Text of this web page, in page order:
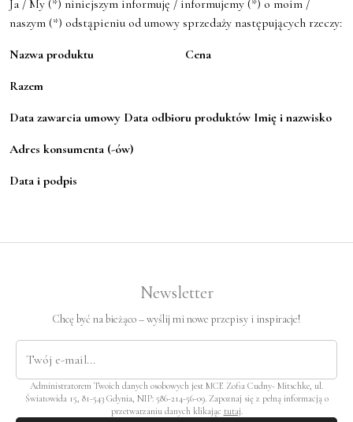
Ja / My (*) niniejszym informuję / informujemy (*) o moim /
naszym (*) odstąpieniu od umowy sprzedaży następujących rzeczy:
Nazwa produktu
Cena
Razem
Data zawarcia umowy Data odbioru produktów Imię i nazwisko
Adres konsumenta (-ów)
Data i podpis
Newsletter
Chcę być na bieżąco – wyślij mi nowe przepisy i inspiracje!
Administratorem Twoich danych osobowych jest MCE Zofia Cudny- Mitschke, ul.
Światowida 15, 81-543 Gdynia, NIP: 586-214-56-09. Zapoznaj się z pełną informacją o
przetwarzaniu danych klikając tutaj.